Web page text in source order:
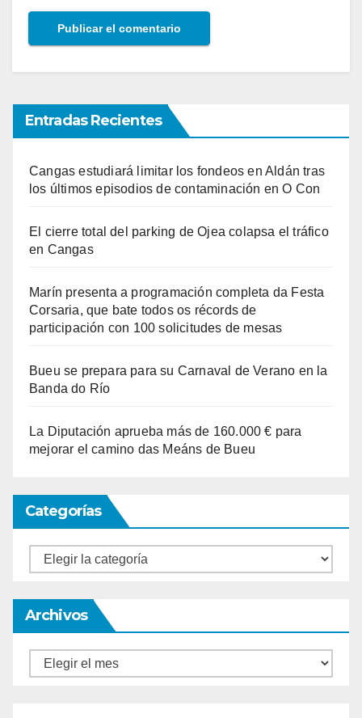
Entradas Recientes
Cangas estudiará limitar los fondeos en Aldán tras
los últimos episodios de contaminación en O Con
El cierre total del parking de Ojea colapsa el tráfico
en Cangas
Marín presenta a programación completa da Festa
Corsaria, que bate todos os récords de
participación con 100 solicitudes de mesas
Bueu se prepara para su Carnaval de Verano en la
Banda do Río
La Diputación aprueba más de 160.000 € para
mejorar el camino das Meáns de Bueu
Categorías
Categorías
Archivos
Archivos